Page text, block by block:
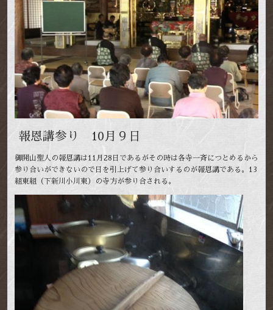
報恩講参り 10月９日
御開山聖人の報恩講は11月28日であるがその時は各寺一斉につとめるから
参り合いができないので日を引上げて参り合いするのが報恩講である。13
組東組（下新川小川東）の寺方が参り合される。